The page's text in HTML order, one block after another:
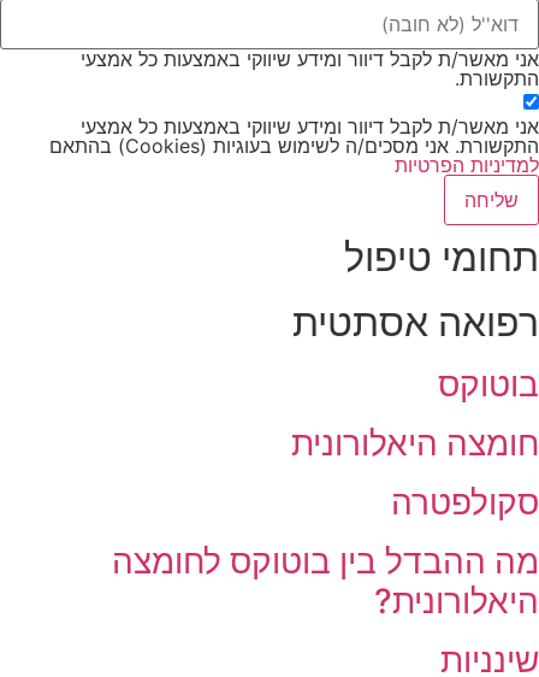
אני מאשר/ת לקבל דיוור ומידע שיווקי באמצעות כל אמצעי
התקשורת.
אני מאשר/ת לקבל דיוור ומידע שיווקי באמצעות כל אמצעי
התקשורת. אני מסכים/ה לשימוש בעוגיות (Cookies) בהתאם
למדיניות הפרטיות
שליחה
תחומי טיפול
רפואה אסתטית
בוטוקס
חומצה היאלורונית
סקולפטרה
מה ההבדל בין בוטוקס לחומצה
היאלורונית?
שינניות